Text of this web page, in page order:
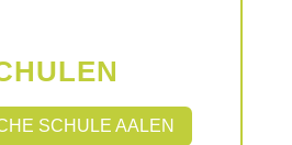
SCHULE AALEN